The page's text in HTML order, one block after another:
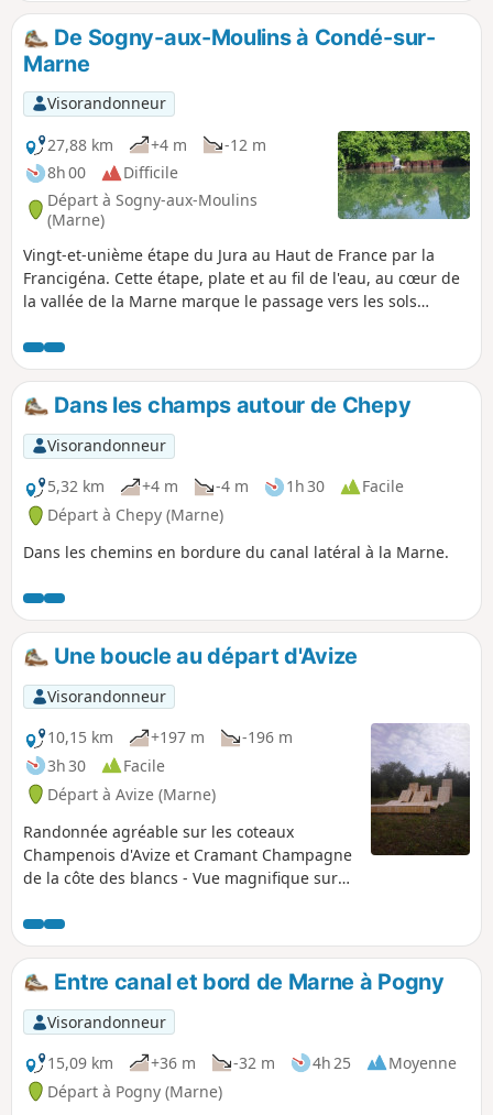
De Sogny-aux-Moulins à Condé-sur-
Marne
Visorandonneur
27,88 km
+4 m
-12 m
8h 00
Difficile
Départ à Sogny-aux-Moulins
(Marne)
Vingt-et-unième étape du Jura au Haut de France par la
Francigéna. Cette étape, plate et au fil de l'eau, au cœur de
la vallée de la Marne marque le passage vers les sols
Châlons-en-Champagne, profitez de votre passage pour
visiter la Collégiale Notre-Dame-en-Vaux, inscrite au
Patrimoine mondial de l’UNESCO au titre des Chemins de
Saint-Jacques-de-Compostelle. Puis vous continuez en
longeant majoritairement le Canal Latéral à la Marne. Ici,
les étangs sont rois et témoignent de l’exploitation de
gravières afin d’alimenter les chantiers locaux en matière
première.
Dans les champs autour de Chepy
Visorandonneur
5,32 km
+4 m -4 m 1h 30
Facile
Départ à Chepy (Marne)
Dans les chemins en bordure du canal latéral à la Marne.
Une boucle au départ d'Avize
Visorandonneur
10,15 km
+197 m
-196 m
3h 30
Facile
Départ à Avize (Marne)
Randonnée agréable sur les coteaux
Champenois d'Avize et Cramant Champagne
de la côte des blancs - Vue magnifique sur
dans la montagne d'Avize. Contour du
château de Saran avec vue sur le parc en
contre-bas.
Entre canal et bord de Marne à Pogny
Visorandonneur
15,09 km
+36 m -32 m 4h 25
Moyenne
Départ à Pogny (Marne)